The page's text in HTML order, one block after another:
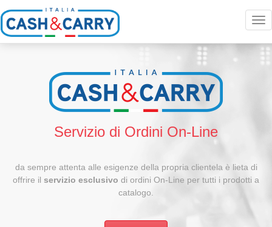
Servizio di Ordini On-Line
da sempre attenta alle esigenze della propria clientela è lieta di
offrire il servizio esclusivo di ordini On-Line per tutti i prodotti a
catalogo.